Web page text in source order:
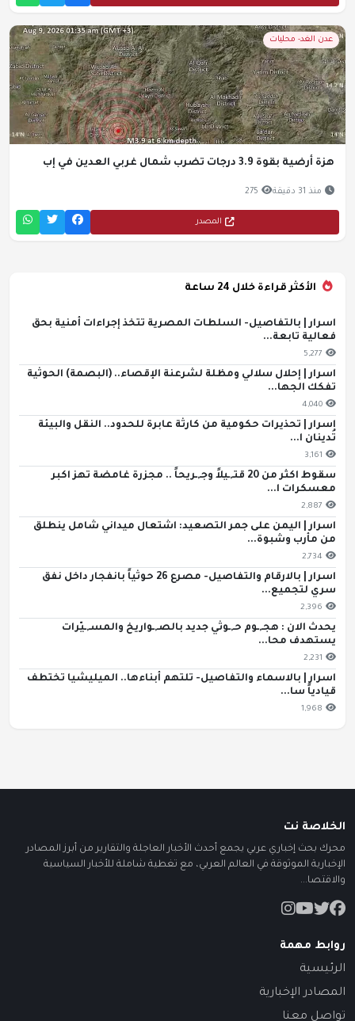
عدن الغد- محليات
هزة أرضية بقوة 3.9 درجات تضرب شمال غربي العدين في إب
منذ 31 دقيقة 275
المصدر
الأكثر قراءة خلال 24 ساعة
اسرار | بالتفاصيل- السلطات المصرية تتخذ إجراءات أمنية بحق
فعالية تابعة...
5,277
اسرار | إحلال سلالي ومظلة لشرعنة الإقصاء.. (البصمة) الحوثية
تفكك الجها...
4,040
اسرار | تحذيرات حكومية من كارثة عابرة للحدود.. النقل والبيئة
تُدينان ا...
3,161
سقوط اكثر من 20 قتـ,ـيلاً وجـ,ـريحاً .. مجزرة غامضة تهز اكبر
معسكرات ا...
2,887
اسرار | اليمن على جمر التصعيد: اشتعال ميداني شامل ينطلق
من مأرب وشبوة...
2,734
اسرار | بالارقام والتفاصيل- مصرع 26 حوثياً بانفجار داخل نفق
سري لتجميع...
2,396
يحدث الان : هجـ,ـوم حـ,ـوثي جديد بالصـ,ـواريخ والمسـ,ـيّرات
يستهدف محا...
2,231
اسرار | بالاسماء والتفاصيل- تلتهم أبناءها.. الميليشيا تختطف
قيادياً سا...
1,968
الخلاصة نت
محرك بحث إخباري عربي يجمع أحدث الأخبار العاجلة والتقارير من أبرز المصادر
الإخبارية الموثوقة في العالم العربي، مع تغطية شاملة للأخبار السياسية
والاقتصا...
روابط مهمة
الرئيسية
المصادر الإخبارية
تواصل معنا